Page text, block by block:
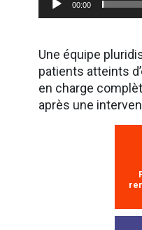
00:00
Une équipe
patients atteints
en charge
après une